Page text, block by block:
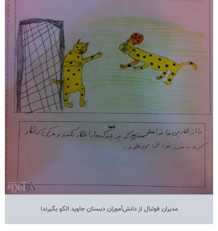
مدیران فوتبال از دانش‌آموزان دبستان جاوید الگو بگیرند!